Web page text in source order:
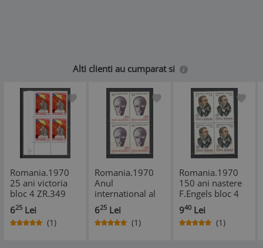
Alti clienti au cumparat si
Romania.1970
25 ani victoria
bloc 4 ZR.349
625 Lei
(1)
Romania.1970
Anul
international al
educatiei bloc 4
YR.477
625 Lei
(1)
Romania.1970
150 ani nastere
F.Engels bloc 4
YR.473
940 Lei
(1)